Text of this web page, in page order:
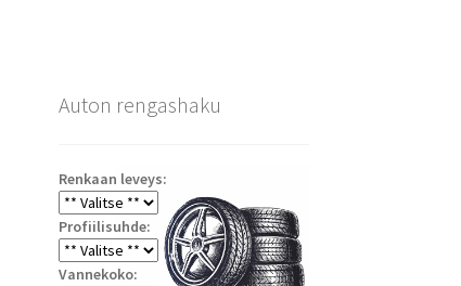
Auton rengashaku
Renkaan leveys:
Profiilisuhde:
Vannekoko: